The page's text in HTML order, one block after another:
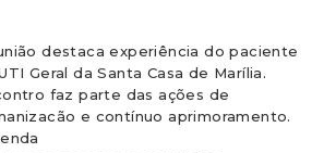
destaca experiência do paciente
Geral da Santa Casa de Marília.
faz parte das ações de
e contínuo aprimoramento.